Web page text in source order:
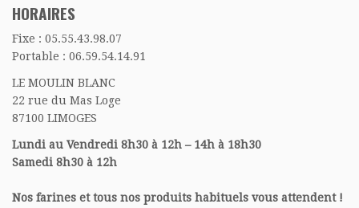
HORAIRES
Fixe : 05.55.43.98.07
Portable : 06.59.54.14.91
LE MOULIN BLANC
22 rue du Mas Loge
87100 LIMOGES
Lundi au Vendredi 8h30 à 12h – 14h à 18h30
Samedi 8h30 à 12h
Nos farines et tous nos produits habituels vous attendent !